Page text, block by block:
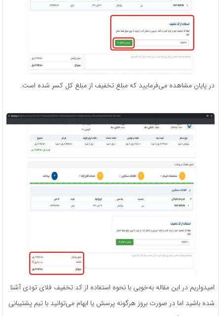
در پایان مشاهده می‌فرمایید که مبلغ تخفیف از مبلغ کل کسر شده است.
امیدواریم در این مقاله به‌خوبی با نحوه استفاده از کد تخفیف فلای تودی آشنا
شده باشید اما در صورت بروز هرگونه پرسش یا ابهام می‌توانید با تیم پشتیبانی